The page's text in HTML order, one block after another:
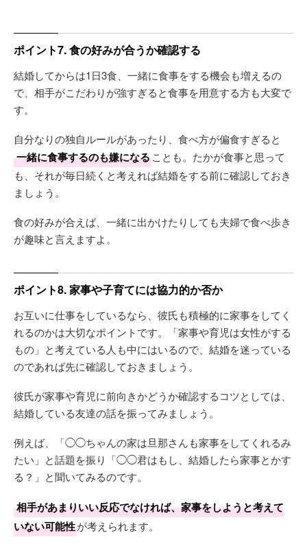
ポイント7. 食の好みが合うか確認する
結婚してからは1日3食、一緒に食事をする機会も増えるの
で、相手がこだわりが強すぎると食事を用意する方も大変で
す。
自分なりの独自ルールがあったり、食べ方が偏食すぎると
一緒に食事するのも嫌になることも。たかが食事と思って
も、それが毎日続くと考えれば結婚をする前に確認しておき
ましょう。
食の好みが合えば、一緒に出かけたりしても夫婦で食べ歩き
が趣味と言えますよ。
ポイント8. 家事や子育てには協力的か否か
お互いに仕事をしているなら、彼氏も積極的に家事をしてく
れるのかは大切なポイントです。「家事や育児は女性がする
もの」と考えている人も中にはいるので、結婚を迷っている
のであれば先に確認しておきましょう。
彼氏が家事や育児に前向きかどうか確認するコツとしては、
結婚している友達の話を振ってみましょう。
例えば、「◯◯ちゃんの家は旦那さんも家事をしてくれるみ
たい」と話題を振り「◯◯君はもし、結婚したら家事とかす
る？」と聞いてみるのです。
相手があまりいい反応でなければ、家事をしようと考えて
いない可能性が考えられます。